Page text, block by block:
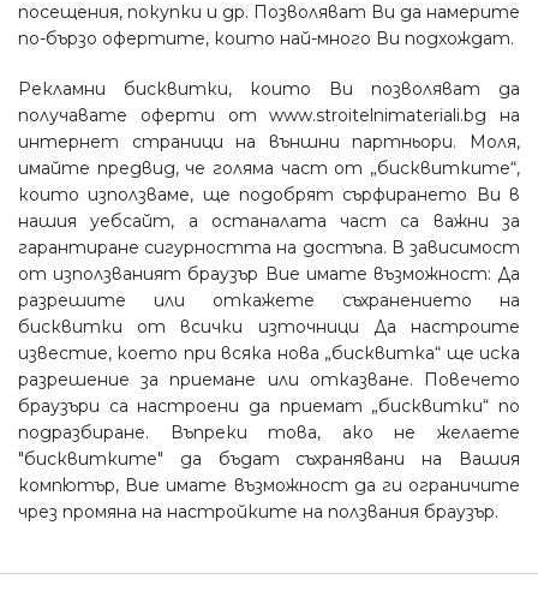
посещения, покупки и др. Позволяват Ви да намерите
по-бързо офертите, които най-много Ви подхождат.
Рекламни бисквитки, които Ви позволяват да
получавате оферти от www.stroitelnimateriali.bg на
интернет страници на външни партньори. Моля,
имайте предвид, че голяма част от „бисквитките“,
които използваме, ще подобрят сърфирането Ви в
нашия уебсайт, а останалата част са важни за
гарантиране сигурността на достъпа. В зависимост
от използваният браузър Вие имате възможност: Да
разрешите или откажете съхранението на
бисквитки от всички източници Да настроите
известие, което при всяка нова „бисквитка“ ще иска
разрешение за приемане или отказване. Повечето
браузъри са настроени да приемат „бисквитки“ по
подразбиране. Въпреки това, ако не желаете
"бисквитките" да бъдат съхранявани на Вашия
компютър, Вие имате възможност да ги ограничите
чрез промяна на настройките на ползвания браузър.